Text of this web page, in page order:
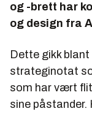
og -brett har
og design fra
Dette gikk
strateginotat
som har vært
sine påstander.